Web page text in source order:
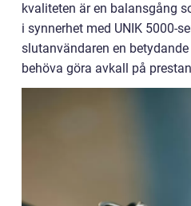
kvaliteten är en balansgång
i synnerhet med UNIK 5000-
slutanvändaren en
behöva göra avkall på